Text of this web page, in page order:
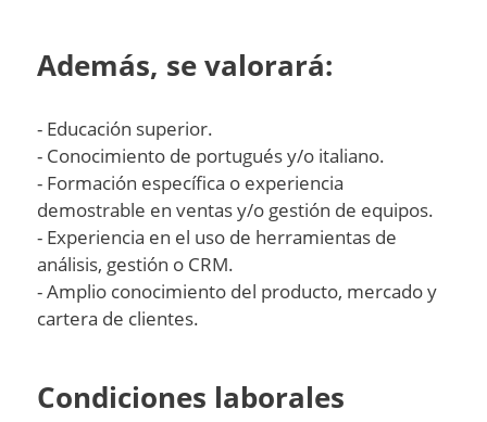
Además, se valorará:
- Educación superior.
- Conocimiento de portugués y/o italiano.
- Formación específica o experiencia
demostrable en ventas y/o gestión de equipos.
- Experiencia en el uso de herramientas de
análisis, gestión o CRM.
- Amplio conocimiento del producto, mercado y
cartera de clientes.
Condiciones laborales